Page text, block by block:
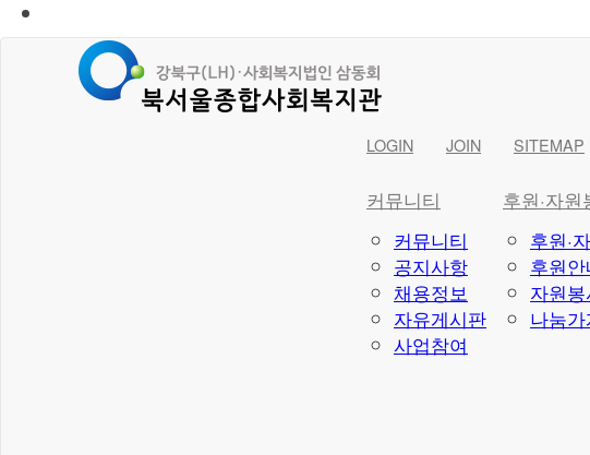
LOGIN JOIN SITEMAP
커뮤니티
커뮤니티
공지사항
채용정보
자유게시판
사업참여
후원·자원
후원·
후원안
자원
나눔가